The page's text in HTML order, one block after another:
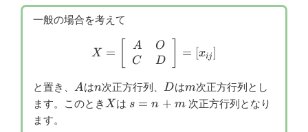
一般の場合を考えて
X=\left[
X =
A
C
O
D
= [xij]
と置き、 A
Aはn
n次正方行列、 D
Dはm
m次正方行列とし
ます。このとき X
X は s=n+m
s = n + m次正方行列となり
ます。